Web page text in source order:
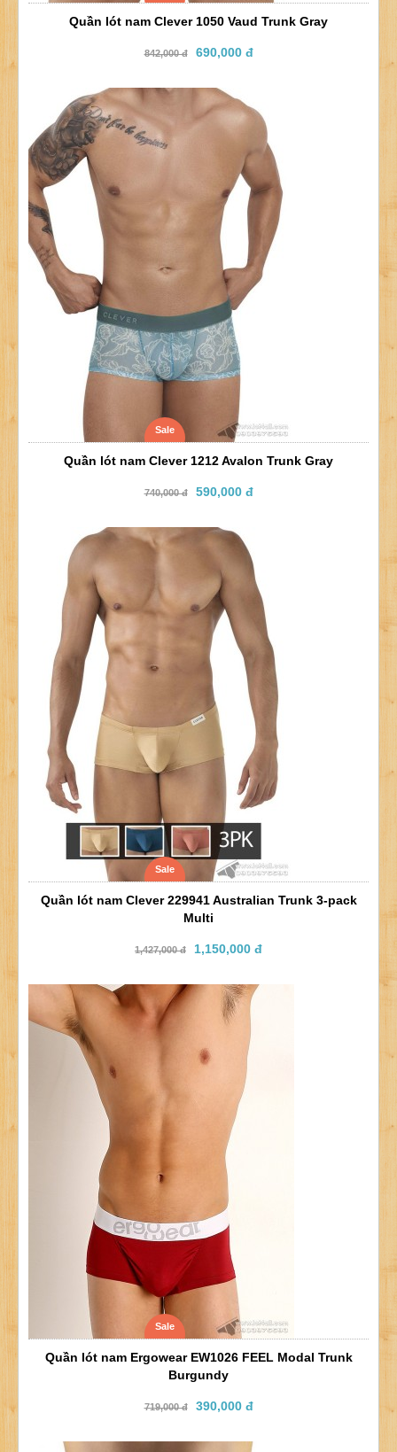
Quần lót nam Clever 1050 Vaud Trunk Gray
842,000 đ 690,000 đ
Sale
Quần lót nam Clever 1212 Avalon Trunk Gray
740,000 đ 590,000 đ
Sale
Quần lót nam Clever 229941 Australian Trunk 3-pack
Multi
1,427,000 đ 1,150,000 đ
Sale
Quần lót nam Ergowear EW1026 FEEL Modal Trunk
Burgundy
719,000 đ 390,000 đ